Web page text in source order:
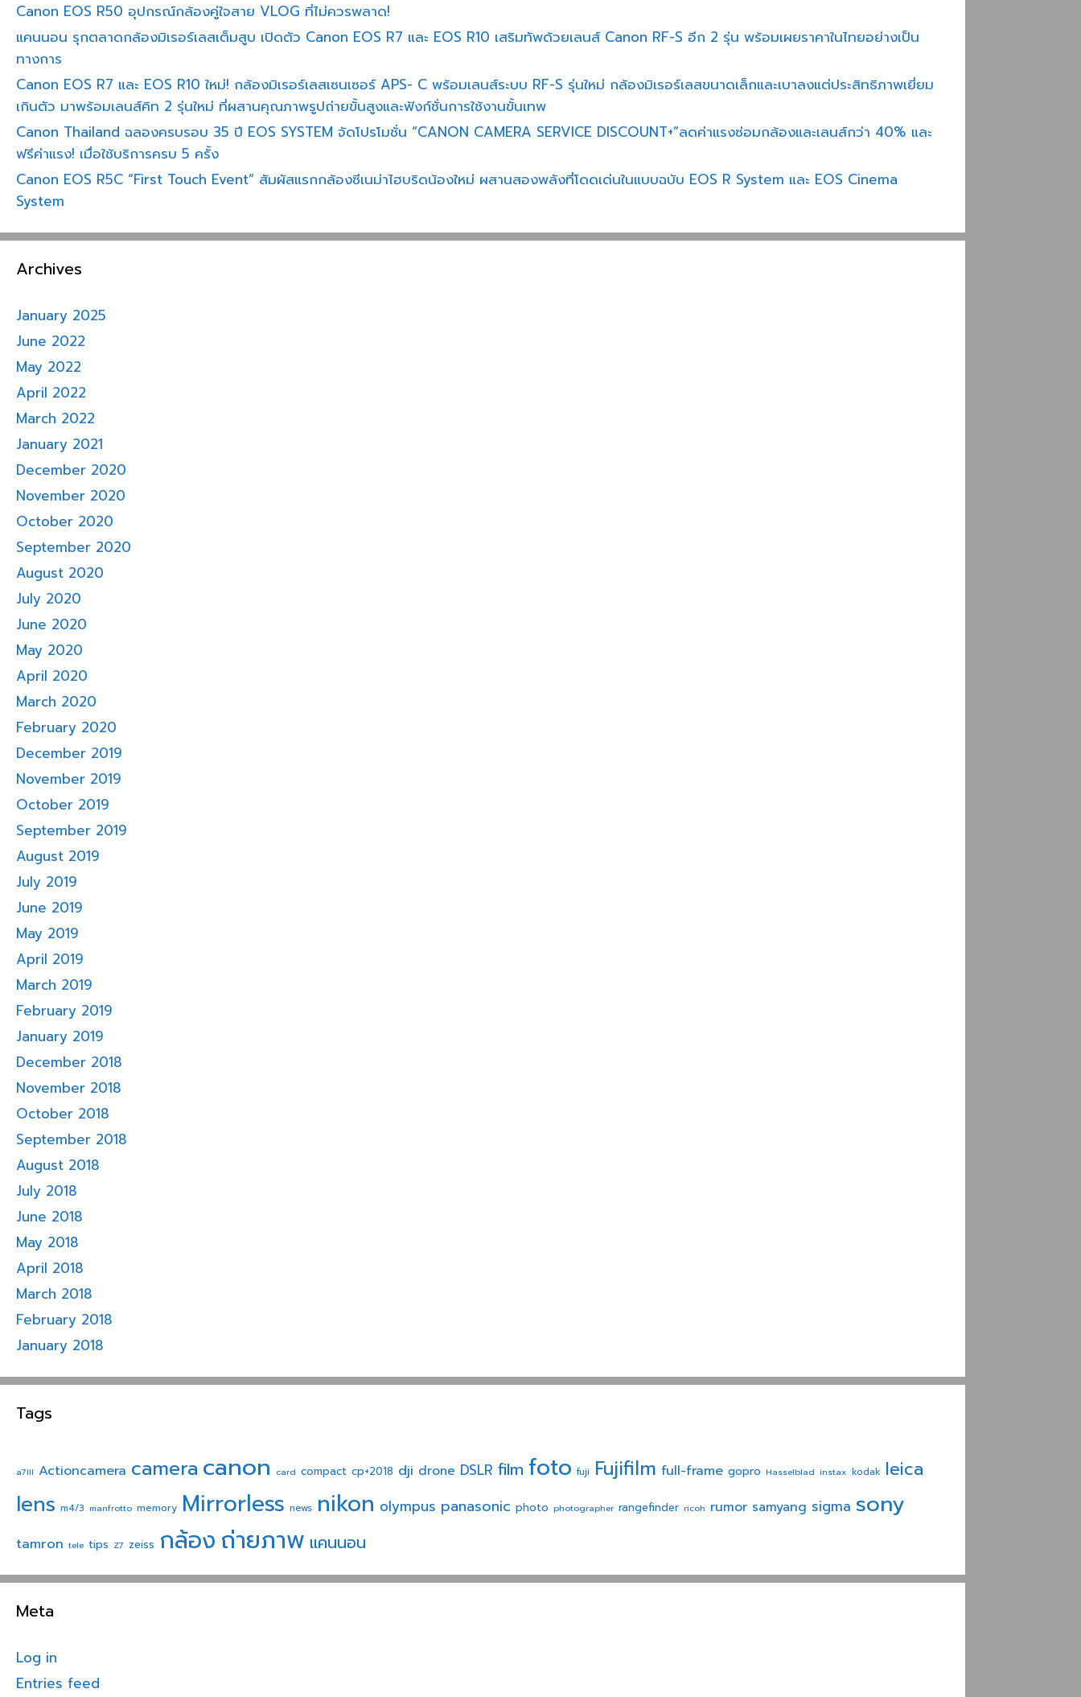
Canon EOS R50 อุปกรณ์กล้องคู่ใจสาย VLOG ที่ไม่ควรพลาด!
แคนนอน รุกตลาดกล้องมิเรอร์เลสเต็มสูบ เปิดตัว Canon EOS R7 และ EOS R10 เสริมทัพด้วยเลนส์ Canon RF-S อีก 2 รุ่น พร้อมเผยราคาในไทยอย่างเป็น
ทางการ
Canon EOS R7 และ EOS R10 ใหม่! กล้องมิเรอร์เลสเซนเซอร์ APS- C พร้อมเลนส์ระบบ RF-S รุ่นใหม่ กล้องมิเรอร์เลสขนาดเล็กและเบาลงแต่ประสิทธิภาพเยี่ยม
เกินตัว มาพร้อมเลนส์คิท 2 รุ่นใหม่ ที่ผสานคุณภาพรูปถ่ายขั้นสูงและฟังก์ชั่นการใช้งานขั้นเทพ
Canon Thailand ฉลองครบรอบ 35 ปี EOS SYSTEM จัดโปรโมชั่น “CANON CAMERA SERVICE DISCOUNT+”ลดค่าแรงซ่อมกล้องและเลนส์กว่า 40% และ
ฟรีค่าแรง! เมื่อใช้บริการครบ 5 ครั้ง
Canon EOS R5C “First Touch Event” สัมผัสแรกกล้องซีเนม่าไฮบริดน้องใหม่ ผสานสองพลังที่โดดเด่นในแบบฉบับ EOS R System และ EOS Cinema
System
Archives
January 2025
June 2022
May 2022
April 2022
March 2022
January 2021
December 2020
November 2020
October 2020
September 2020
August 2020
July 2020
June 2020
May 2020
April 2020
March 2020
February 2020
December 2019
November 2019
October 2019
September 2019
August 2019
July 2019
June 2019
May 2019
April 2019
March 2019
February 2019
January 2019
December 2018
November 2018
October 2018
September 2018
August 2018
July 2018
June 2018
May 2018
April 2018
March 2018
February 2018
January 2018
Tags
a7III Actioncamera camera canon card compact cp+2018 dji drone DSLR film foto fuji Fujifilm full-frame gopro Hasselblad instax kodak leica
lens m4/3 manfrotto memory Mirrorless news nikon olympus panasonic photo photographer rangefinder ricoh rumor samyang sigma sony
tamron tele tips Z7 zeiss กล้องถ่ายภาพ แคนนอน
Meta
Log in
Entries feed